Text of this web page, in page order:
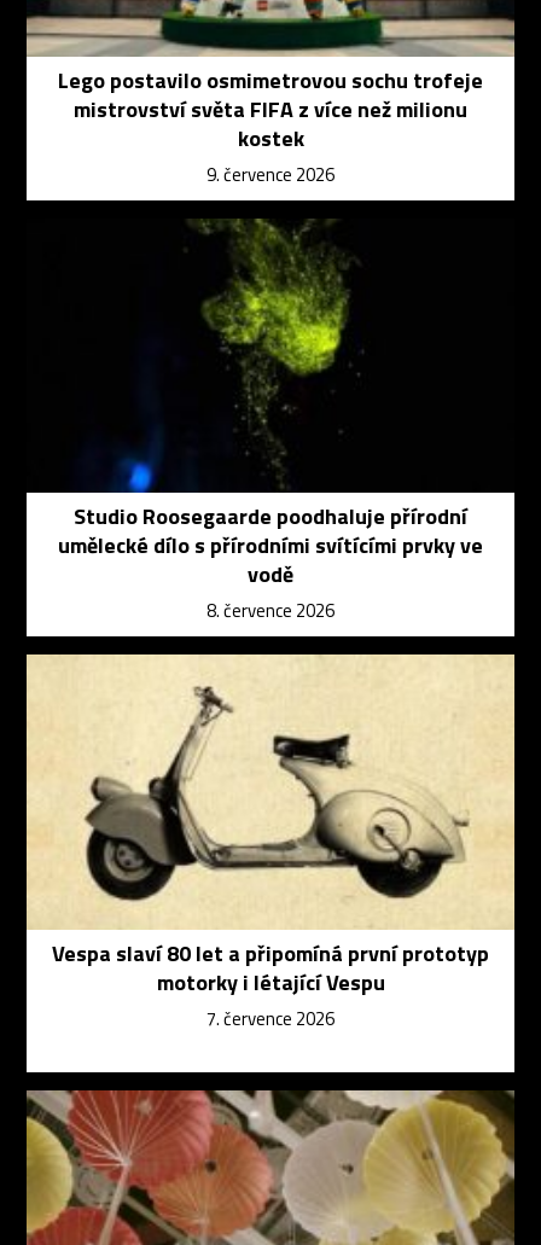
Lego postavilo osmimetrovou sochu trofeje
mistrovství světa FIFA z více než milionu
kostek
9. července 2026
Studio Roosegaarde poodhaluje přírodní
umělecké dílo s přírodními svítícími prvky ve
vodě
8. července 2026
Vespa slaví 80 let a připomíná první prototyp
motorky i létající Vespu
7. července 2026